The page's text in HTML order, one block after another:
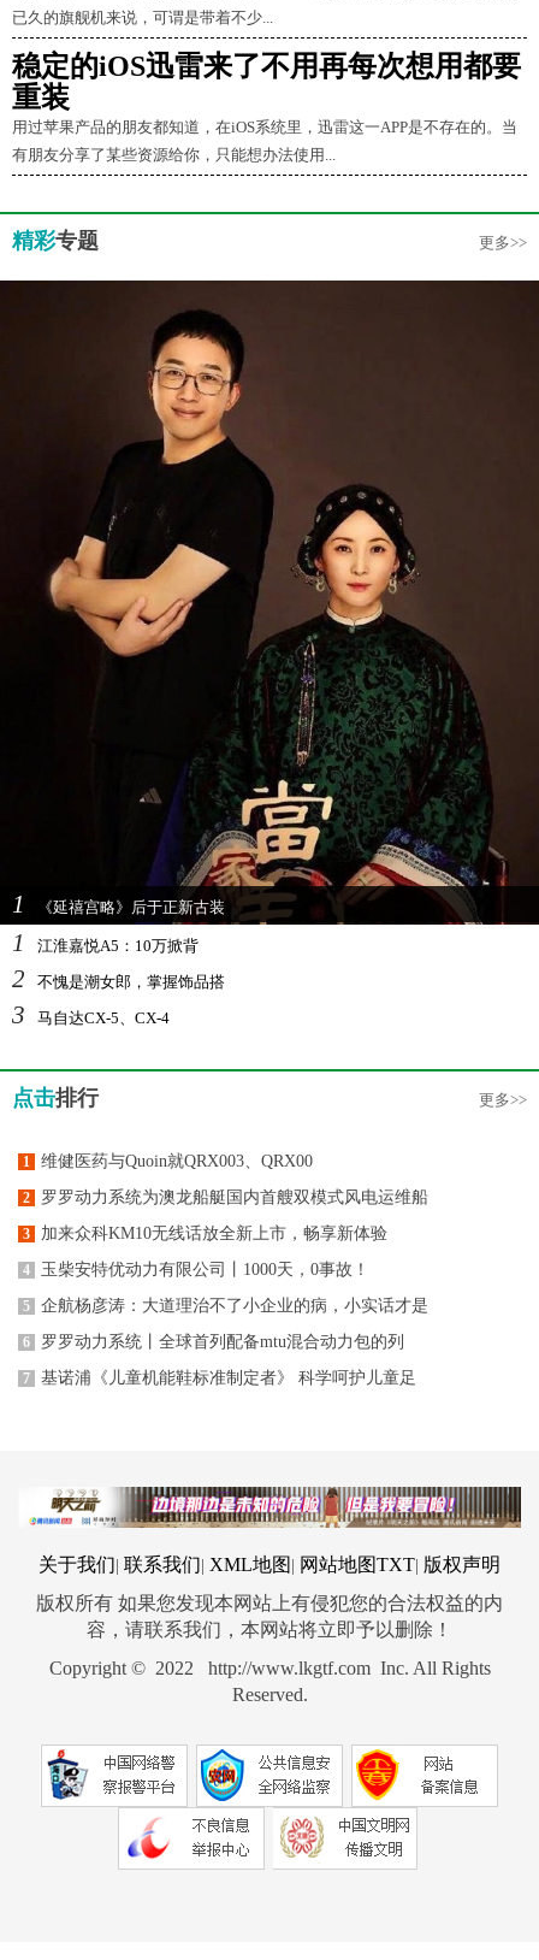
已久的旗舰机来说，可谓是带着不少...
稳定的iOS迅雷来了不用再每次想用都要
重装
用过苹果产品的朋友都知道，在iOS系统里，迅雷这一APP是不存在的。当
有朋友分享了某些资源给你，只能想办法使用...
精彩专题 更多>>
1 《延禧宫略》后于正新古装
1 江淮嘉悦A5：10万掀背
2 不愧是潮女郎，掌握饰品搭
3 马自达CX-5、CX-4
点击排行 更多>>
1 维健医药与Quoin就QRX003、QRX00
2 罗罗动力系统为澳龙船艇国内首艘双模式风电运维船
3 加来众科KM10无线话放全新上市，畅享新体验
4 玉柴安特优动力有限公司丨1000天，0事故！
5 企航杨彦涛：大道理治不了小企业的病，小实话才是
6 罗罗动力系统丨全球首列配备mtu混合动力包的列
7 基诺浦《儿童机能鞋标准制定者》 科学呵护儿童足
关于我们 联系我们 XML地图 网站地图TXT 版权声明
版权所有 如果您发现本网站上有侵犯您的合法权益的内
容，请联系我们，本网站将立即予以删除！
Copyright © 2022 http://www.lkgtf.com Inc. All Rights
Reserved.